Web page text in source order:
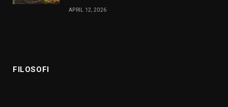
APRIL 12, 2026
FILOSOFI